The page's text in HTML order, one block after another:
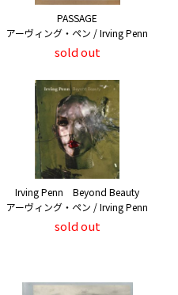
PASSAGE
アーヴィング・ペン / Irving Penn
sold out
Irving Penn Beyond Beauty
アーヴィング・ペン / Irving Penn
sold out